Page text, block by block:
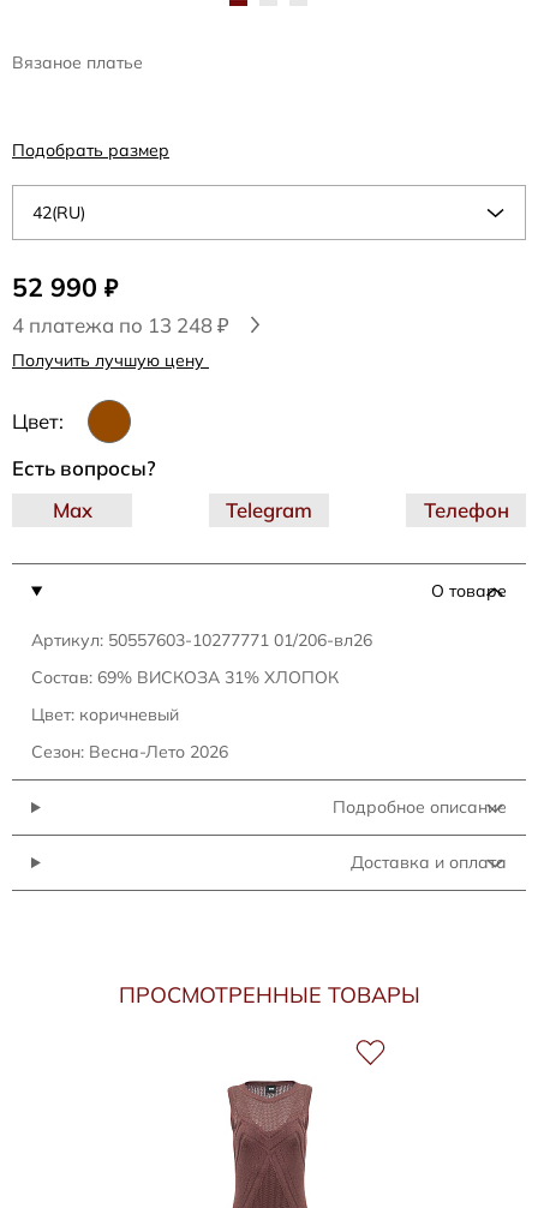
Вязаное платье
52 990 ₽
4 платежа по 13 248 ₽
Получить лучшую цену
Цвет:
42(RU)
Подобрать размер
О товаре
Артикул: 50557603-10277771 01/206-вл26
Состав: 69% ВИСКОЗА 31% ХЛОПОК
Цвет: коричневый
Сезон: Весна-Лето 2026
Подробное описание
Доставка и оплата
Есть вопросы?
Telegram
Max Телефон
ПРОСМОТРЕННЫЕ ТОВАРЫ